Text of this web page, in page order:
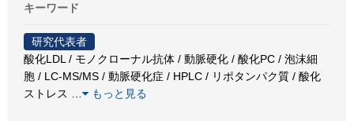
キーワード
研究代表者
酸化LDL / モノクローナル抗体 / 動脈硬化 / 酸化PC / 泡沫細
胞 / LC-MS/MS / 動脈硬化症 / HPLC / リポタンパク質 / 酸化
ストレス
もっと見る